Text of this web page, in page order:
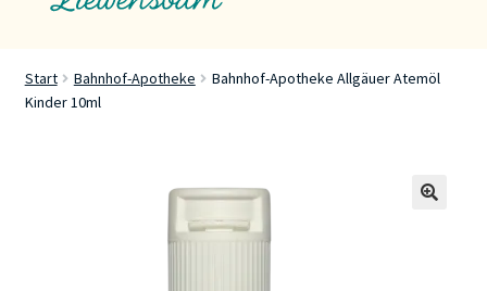
Servicer
Start Bahnhof-Apotheke
Bahnhof-Apotheke Allgäuer Atemöl
Kinder 10ml